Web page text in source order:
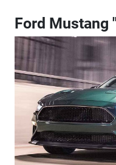
Ford Mustang